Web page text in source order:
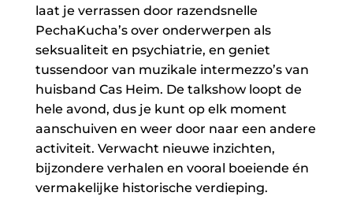
laat je verrassen door razendsnelle
PechaKucha’s over onderwerpen als
seksualiteit en psychiatrie, en geniet
tussendoor van muzikale intermezzo’s van
huisband Cas Heim. De talkshow loopt de
hele avond, dus je kunt op elk moment
aanschuiven en weer door naar een andere
activiteit. Verwacht nieuwe inzichten,
bijzondere verhalen en vooral boeiende én
vermakelijke historische verdieping.